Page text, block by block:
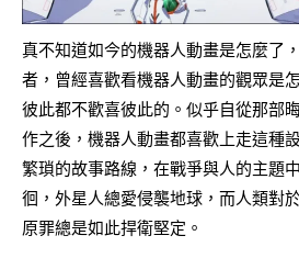
真不知道如今的機器人動畫是怎麼了
者，曾經喜歡看機器人動畫的觀眾是
彼此都不歡喜彼此的。似乎自從那部
作之後，機器人動畫都喜歡上走這種
繁瑣的故事路線，在戰爭與人的主題
徊，外星人總愛侵襲地球，而人類對
原罪總是如此捍衛堅定。